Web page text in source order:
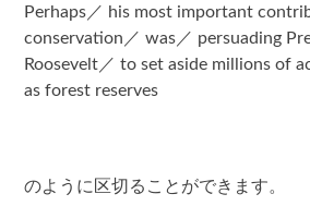
Perhaps／ his most important
conservation／ was／ persuading
Roosevelt／ to set aside millions of
as forest reserves
のように区切ることができます。